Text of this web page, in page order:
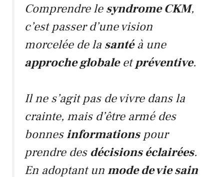
Comprendre lesyndrome CKM,
c’est passer d’une vision
morcelée de la santéà une
approche globaleetpréventive.
Il ne s’agit pas de vivre dans la
crainte, mais d’être armé des
bonnesinformationspour
prendre des décisions éclairées.
En adoptant unmode de vie sain